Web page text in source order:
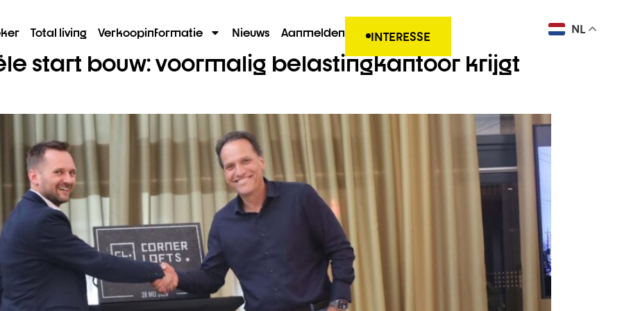
Total living Verkoopinformatie Nieuws Aanmelden INTERESSE
start bouw: voormalig belastingkantoor krijgt
NL